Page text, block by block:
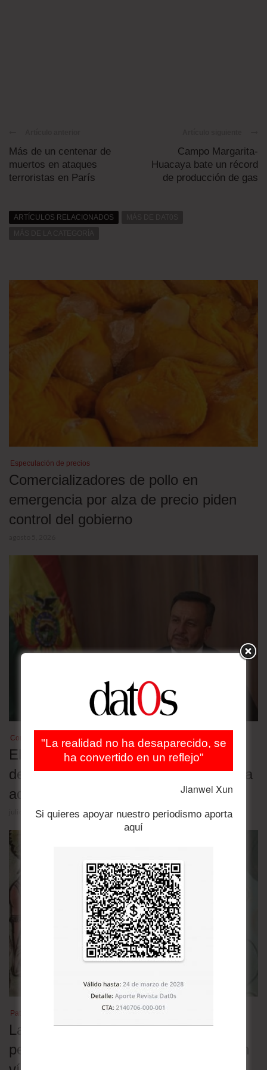
Más de un centenar de
muertos en ataques
terroristas en París
Campo Margarita-
Huacaya bate un récord
de producción de gas
ARTÍCULOS RELACIONADOS
Especulación de precios
Comercializadores de pollo en
emergencia por alza de precio piden
control del gobierno
Combustibles
El exministro de Hidrocarburos es
detenido por la distribución de gasolina
adulterada
julio 29, 2026
Patrimonio cultural
Las lenguas nativas en Bolivia en
peligro: 30 de las 36 oficiales están en
"La realidad no ha desaparecido, se
ha convertido en un reflejo"
Jianwei Xun
Si quieres apoyar nuestro periodismo aporta
aquí